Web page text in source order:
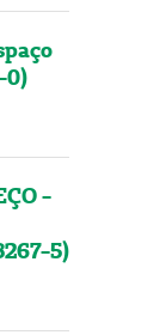
0)
-
5)